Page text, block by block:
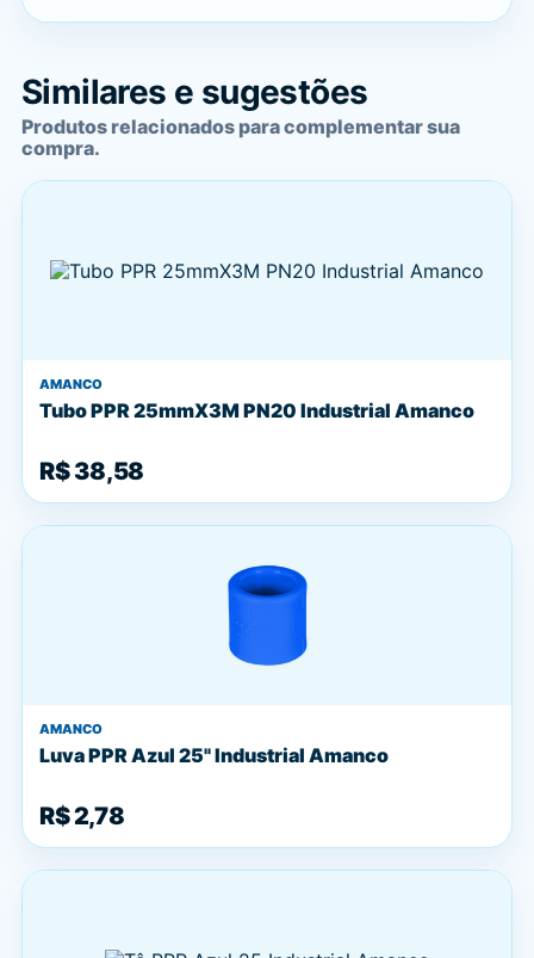
Similares e sugestões
Produtos relacionados para complementar sua
compra.
AMANCO
Tubo PPR 25mmX3M PN20 Industrial Amanco
R$ 38,58
AMANCO
Luva PPR Azul 25" Industrial Amanco
R$ 2,78